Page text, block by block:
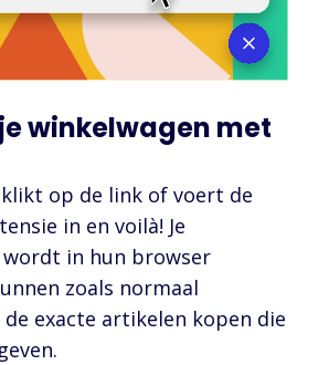
winkelwagen met
klikt op de link of voert de
in en voilà! Je
in hun browser
zoals normaal
exacte artikelen kopen die